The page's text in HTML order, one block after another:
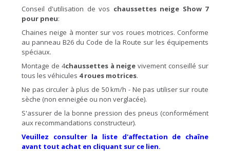
Conseil d'utilisation de vos chaussettesneige Show 7
pour pneu:
Chaines neige à monter sur vos roues motrices. Conforme
au panneau B26 du Code de la Route sur les équipements
spéciaux.
Montage de 4chaussettes à neigevivement conseillé sur
tous les véhicules 4 roues motrices.
Ne pas circuler à plus de 50 km/h - Ne pas utiliser sur route
sèche (non enneigée ou non verglacée).
S'assurer de la bonne pression des pneus (conformément
aux recommandations constructeur).
Veuillez consulter la liste d'affectation de chaîne
avant tout achat en cliquant sur ce lien.